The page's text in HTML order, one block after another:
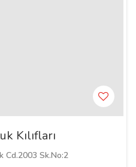
Kılıfları
Cd.2003 Sk.No:2